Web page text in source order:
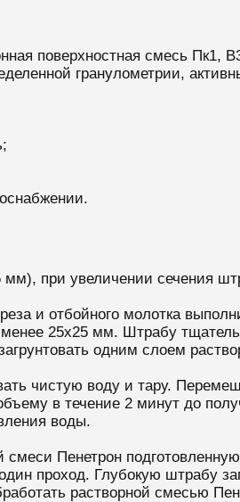
поверхностная смесь Пк1,
гранулометрии,
при увеличении сечения
и отбойного молотка
25х25 мм. Штрабу
одним слоем
чистую воду и тару.
в течение 2 минут до
воды.
смеси Пенетрон
проход. Глубокую штрабу
растворной смесью